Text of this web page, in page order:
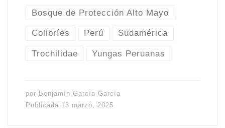
Bosque de Protección Alto Mayo
Colibríes Perú Sudamérica
Trochilidae Yungas Peruanas
por Benjamín García García
Publicada 13 marzo, 2025